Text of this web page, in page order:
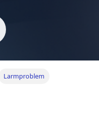
Larmproblem